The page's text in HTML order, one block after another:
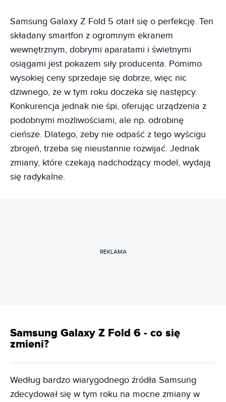
Samsung Galaxy Z Fold 5 otarł się o perfekcję. Ten
składany smartfon z ogromnym ekranem
wewnętrznym, dobrymi aparatami i świetnymi
osiągami jest pokazem siły producenta. Pomimo
wysokiej ceny sprzedaje się dobrze, więc nic
dziwnego, że w tym roku doczeka się następcy.
Konkurencja jednak nie śpi, oferując urządzenia z
podobnymi możliwościami, ale np. odrobinę
cieńsze. Dlatego, żeby nie odpaść z tego wyścigu
zbrojeń, trzeba się nieustannie rozwijać. Jednak
zmiany, które czekają nadchodzący model, wydają
się radykalne.
REKLAMA
Samsung Galaxy Z Fold 6 - co się
zmieni?
Według bardzo wiarygodnego źródła Samsung
zdecydował się w tym roku na mocne zmiany w